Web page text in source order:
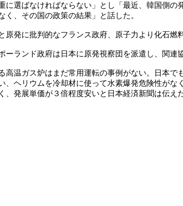
に選ばなければならない」とし「最近、韓国側
く、その国の政策の結果」と話した。
原発に批判的なフランス政府、原子力より化石燃
ーランド政府は日本に原発視察団を派遣し、関連
高温ガス炉はまだ常用運転の事例がない。日本
、ヘリウムを冷却材に使って水素爆発危険性が
、発展単価が３倍程度安いと日本経済新聞は伝えた